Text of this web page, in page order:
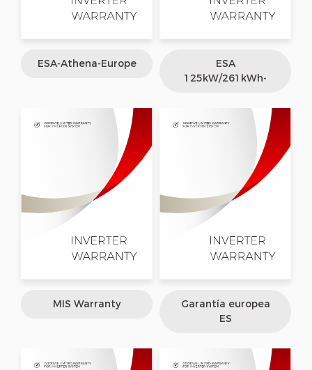
ESA-Athena-Europe
ESA
125kW/261kWh-
MIS Warranty
Garantía europea
ES